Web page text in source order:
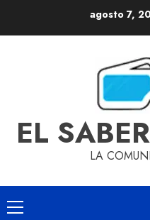
agosto 7,
EL
LA